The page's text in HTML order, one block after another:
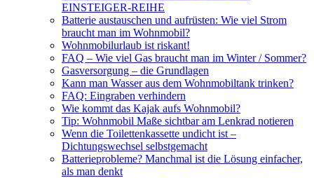
EINSTEIGER-REIHE
Batterie austauschen und aufrüsten: Wie viel Strom
braucht man im Wohnmobil?
Wohnmobilurlaub ist riskant!
FAQ – Wie viel Gas braucht man im Winter / Sommer?
Gasversorgung – die Grundlagen
Kann man Wasser aus dem Wohnmobiltank trinken?
FAQ: Eingraben verhindern
Wie kommt das Kajak aufs Wohnmobil?
Tip: Wohnmobil Maße sichtbar am Lenkrad notieren
Wenn die Toilettenkassette undicht ist –
Dichtungswechsel selbstgemacht
Batterieprobleme? Manchmal ist die Lösung einfacher,
als man denkt